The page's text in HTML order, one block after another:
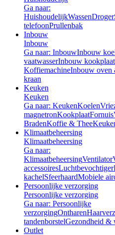
Ga naar:
HuishoudelijkWassenDroger
telefoonPrullenbak
Inbouw
Inbouw
Ga naar: InbouwInbouw
vaatwasserInbouw kookplaat
KoffiemachineInbouw oven
kraan
Keuken
Keuken
Ga naar: KeukenKoelen
magnetronKookplaatFornuis
BradenKoffie & Thee
Klimaatbeheersing
Klimaatbeheersing
Ga naar:
KlimaatbeheersingVentilator
accessoiresLuchtbevochtiger
kachelSfeerhaardMobiele
Persoonlijke verzorging
Persoonlijke verzorging
Ga naar: Persoonlijke
verzorgingOntharen
tandenborstelGezondheid &
Outlet